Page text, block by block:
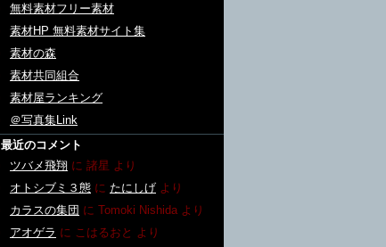
無料素材フリー素材
素材HP 無料素材サイト集
素材の森
素材共同組合
素材屋ランキング
＠写真集Link
最近のコメント
ツバメ飛翔 に 諸星 より
オトシブミ３態 に たにしげ より
カラスの集団 に Tomoki Nishida より
アオゲラ に こはるおと より